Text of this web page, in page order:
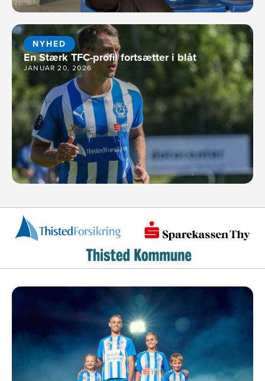
NYHED
En Stærk TFC-profil fortsætter i blåt
JANUAR 20, 2026